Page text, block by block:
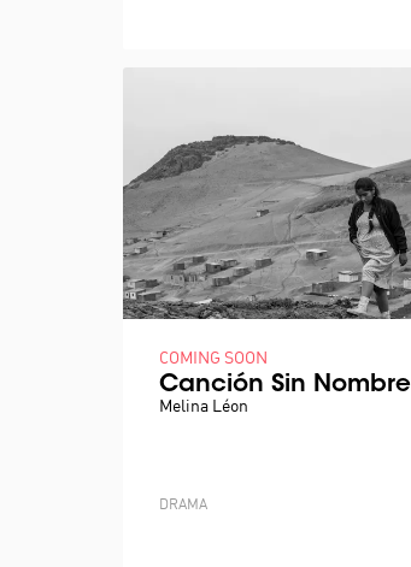
Canción Sin Nombre
Melina Léon
COMING SOON
DRAMA